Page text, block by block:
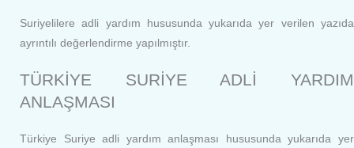
Suriyelilere adli yardım hususunda yukarıda yer verilen yazıda
ayrıntılı değerlendirme yapılmıştır.
TÜRKİYE SURİYE ADLİ YARDIM
ANLAŞMASI
Türkiye Suriye adli yardım anlaşması hususunda yukarıda yer